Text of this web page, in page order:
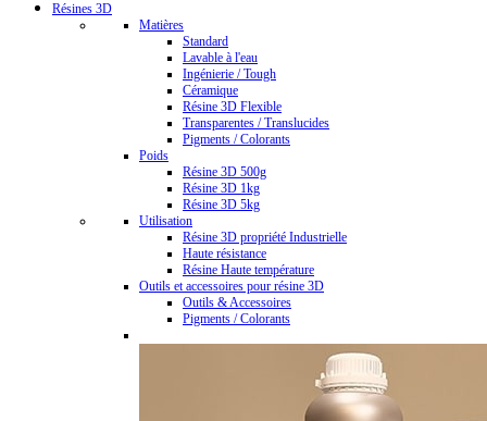
Résines 3D
Matières
Standard
Lavable à l'eau
Ingénierie / Tough
Céramique
Résine 3D Flexible
Transparentes / Translucides
Pigments / Colorants
Poids
Résine 3D 500g
Résine 3D 1kg
Résine 3D 5kg
Utilisation
Résine 3D propriété Industrielle
Haute résistance
Résine Haute température
Outils et accessoires pour résine 3D
Outils & Accessoires
Pigments / Colorants